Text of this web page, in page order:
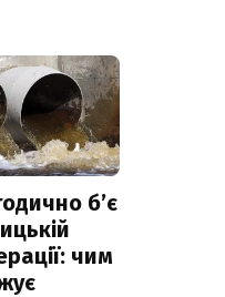
б’є
чим